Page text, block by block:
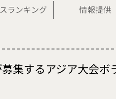
ランキング 情報提供
集するアジア大会ボ